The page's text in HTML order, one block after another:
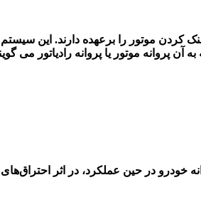
موتور را برعهده دارند. این
آن پروانه موتور یا پروانه رادیاتور
خودرو در حین عملکرد، در اثر